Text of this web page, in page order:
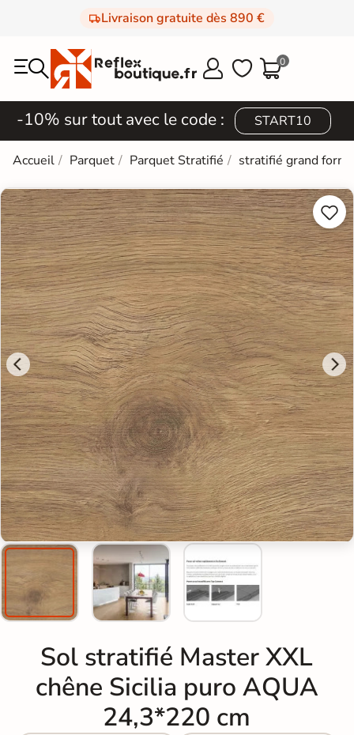
Livraison gratuite dès 890 €
  0
-10% sur tout avec le code : START10
Accueil Parquet Parquet Stratifié stratifié grand


Sol stratifié Master XXL
chêne Sicilia puro AQUA
24,3*220 cm